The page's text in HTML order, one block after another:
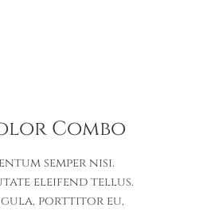
Combo
semper nisi.
eleifend tellus.
porttitor eu,